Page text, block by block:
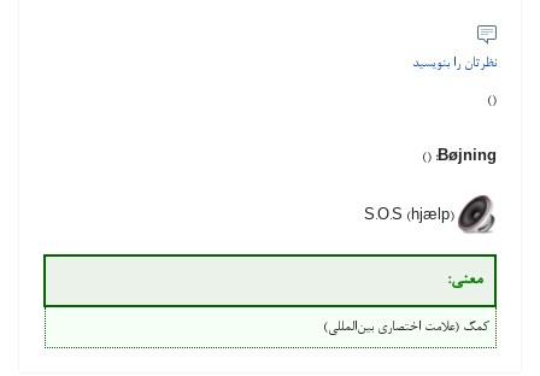
نظرتان را بنویسید
()
Bøjning:
()
S.O.S (hjælp)
معنی‌:
کمک (علامت اختصاری بین‌المللی)